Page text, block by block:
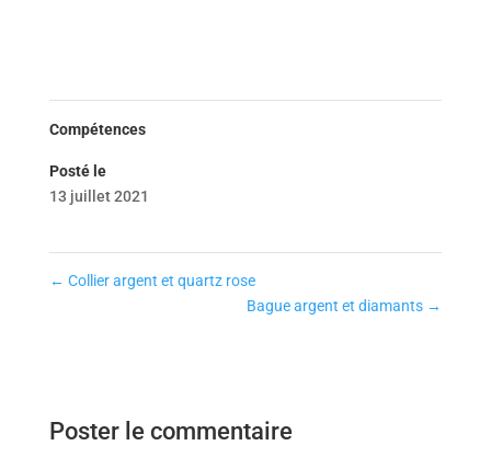
Compétences
Posté le
13 juillet 2021
← Collier argent et quartz rose
Bague argent et diamants →
Poster le commentaire